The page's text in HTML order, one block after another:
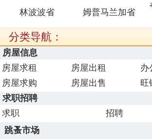
林波波省 姆普马兰加省
分类导航：
房屋信息
房屋求租
房屋出租
办
房屋求购
房屋出售
旺
求职招聘
求职
招聘
跳蚤市场